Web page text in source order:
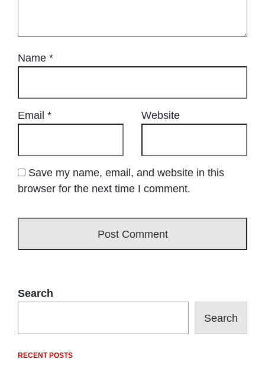
Name *
Email * Website
Save my name, email, and website in this
browser for the next time I comment.
Search
Search
RECENT POSTS